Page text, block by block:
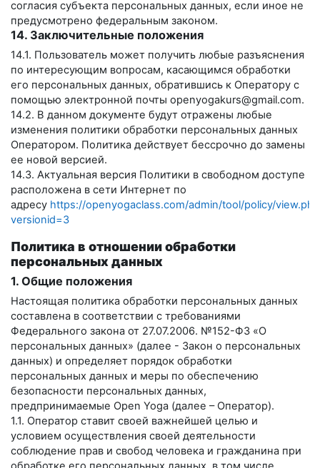
согласия субъекта персональных данных, если иное не
предусмотрено федеральным законом.
14. Заключительные положения
14.1. Пользователь может получить любые разъяснения
по интересующим вопросам, касающимся обработки
его персональных данных, обратившись к Оператору с
помощью электронной почты openyogakurs@gmail.com.
14.2. В данном документе будут отражены любые
изменения политики обработки персональных данных
Оператором. Политика действует бессрочно до замены
ее новой версией.
14.3. Актуальная версия Политики в свободном доступе
расположена в сети Интернет по
адресу https://openyogaclass.com/admin/tool/policy/
versionid=3
Политика в отношении обработки
персональных данных
1. Общие положения
Настоящая политика обработки персональных данных
составлена в соответствии с требованиями
Федерального закона от 27.07.2006. №152-ФЗ «О
персональных данных» (далее - Закон о персональных
данных) и определяет порядок обработки
персональных данных и меры по обеспечению
безопасности персональных данных,
предпринимаемые Open Yoga (далее – Оператор).
1.1. Оператор ставит своей важнейшей целью и
условием осуществления своей деятельности
соблюдение прав и свобод человека и гражданина при